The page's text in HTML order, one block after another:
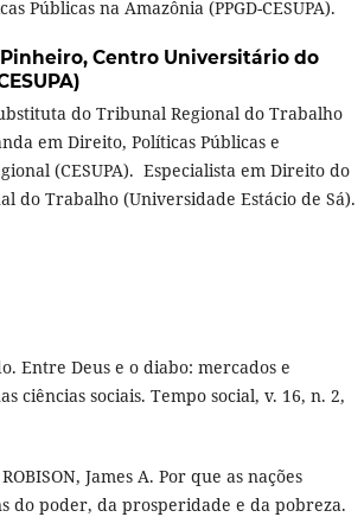
Públicas na Amazônia (PPGD-CESUPA).
Centro Universitário do
do Tribunal Regional do Trabalho
em Direito, Políticas Públicas e
(CESUPA). Especialista em Direito do
do Trabalho (Universidade Estácio de Sá).
Entre Deus e o diabo: mercados e
ciências sociais. Tempo social, v. 16, n. 2,
James A. Por que as nações
do poder, da prosperidade e da pobreza.